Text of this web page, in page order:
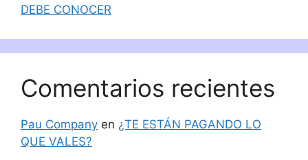
DEBE CONOCER
Comentarios recientes
Pau Company en ¿TE ESTÁN PAGANDO LO
QUE VALES?